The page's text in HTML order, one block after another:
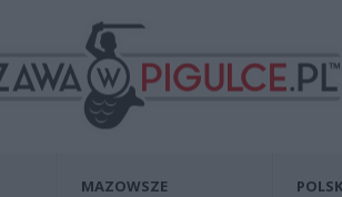
MAZOWSZE